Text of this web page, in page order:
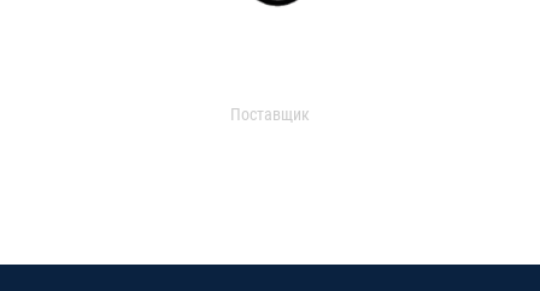
Поставщик